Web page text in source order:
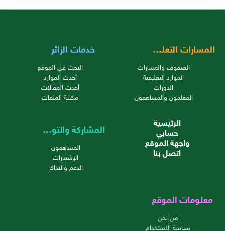
المسارات التعليمية
الصفوف والمسارات
الموارد التعليمية
الدورات
المعلمون والمساهمون
خدمات الزائر
البحث في الموقع
أحدث الموارد
أحدث المقالات
مكتبة الملفات
الرئيسية
حسابي
واجهة الموقع
اتصل بنا
المشاركة والتواصل
المساهمون
الإشعارات
الدعم والتذاكر
معلومات الموقع
من نحن
سياسة الاستخدام